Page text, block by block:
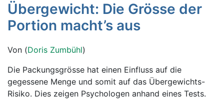
Symptome
Ratgeber
Übergewicht: Die Grösse der
Portion macht’s aus
Von (Doris Zumbühl)
Die Packungsgrösse hat einen Einfluss auf die
gegessene Menge und somit auf das Übergewichts-
Risiko. Dies zeigen Psychologen anhand eines Tests.